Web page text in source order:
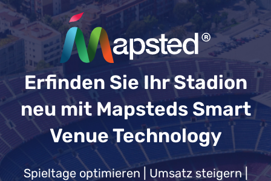
Erfinden Sie Ihr Stadion
neu mit Mapsteds Smart
Venue Technology
Spieltage optimieren | Umsatz steigern |